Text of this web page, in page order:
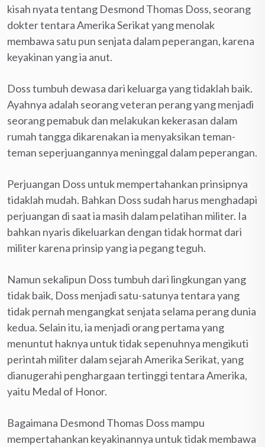
kisah nyata tentang Desmond Thomas Doss, seorang
dokter tentara Amerika Serikat yang menolak
membawa satu pun senjata dalam peperangan, karena
keyakinan yang ia anut.
Doss tumbuh dewasa dari keluarga yang tidaklah baik.
Ayahnya adalah seorang veteran perang yang menjadi
seorang pemabuk dan melakukan kekerasan dalam
rumah tangga dikarenakan ia menyaksikan teman-
teman seperjuangannya meninggal dalam peperangan.
Perjuangan Doss untuk mempertahankan prinsipnya
tidaklah mudah. Bahkan Doss sudah harus menghadapi
perjuangan di saat ia masih dalam pelatihan militer. Ia
bahkan nyaris dikeluarkan dengan tidak hormat dari
militer karena prinsip yang ia pegang teguh.
Namun sekalipun Doss tumbuh dari lingkungan yang
tidak baik, Doss menjadi satu-satunya tentara yang
tidak pernah mengangkat senjata selama perang dunia
kedua. Selain itu, ia menjadi orang pertama yang
menuntut haknya untuk tidak sepenuhnya mengikuti
perintah militer dalam sejarah Amerika Serikat, yang
dianugerahi penghargaan tertinggi tentara Amerika,
yaitu Medal of Honor.
Bagaimana Desmond Thomas Doss mampu
mempertahankan keyakinannya untuk tidak membawa